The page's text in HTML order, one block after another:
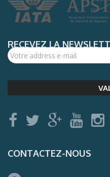
RECEVEZ LA
CONTACTEZ-NOUS